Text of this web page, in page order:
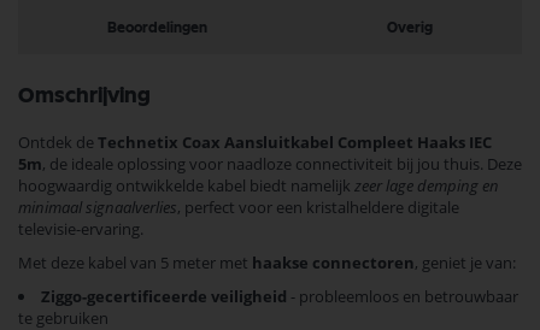
Beoordelingen Overig
Omschrijving
Ontdek de Technetix Coax Aansluitkabel Compleet Haaks IEC
5m, de ideale oplossing voor naadloze connectiviteit bij jou thuis. Deze
hoogwaardig ontwikkelde kabel biedt namelijk zeer lage demping en
minimaal signaalverlies, perfect voor een kristalheldere digitale
televisie-ervaring.
Met deze kabel van 5 meter met haakse connectoren, geniet je van:
Ziggo-gecertificeerde veiligheid - probleemloos en betrouwbaar
te gebruiken